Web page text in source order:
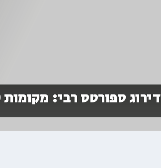
דירוג ספורטס רבי: מקומות 41-50